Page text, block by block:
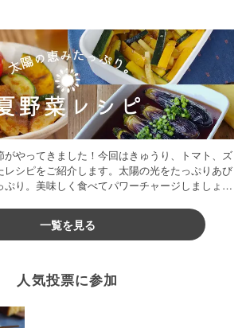
がやってきました！今回はきゅうり、トマト、ズ
レシピをご紹介します。太陽の光をたっぷりあび
ぷり。美味しく食べてパワーチャージしましょう
一覧を見る
人気投票に参加